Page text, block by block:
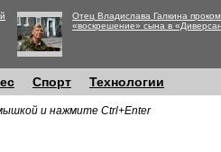
Отец Владислава Галкина
«воскрешение» сына в
Спорт Технологии
и нажмите Ctrl+Enter